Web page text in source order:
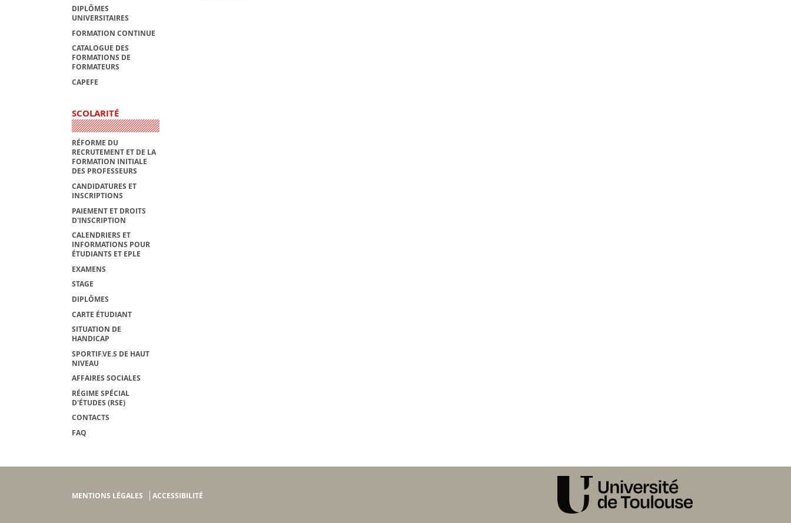
DIPLÔMES
UNIVERSITAIRES
FORMATION CONTINUE
CATALOGUE DES
FORMATIONS DE
FORMATEURS
CAPEFE
SCOLARITÉ
RÉFORME DU
RECRUTEMENT ET DE LA
FORMATION INITIALE
DES PROFESSEURS
CANDIDATURES ET
INSCRIPTIONS
PAIEMENT ET DROITS
D'INSCRIPTION
CALENDRIERS ET
INFORMATIONS POUR
ÉTUDIANTS ET EPLE
EXAMENS
STAGE
DIPLÔMES
CARTE ÉTUDIANT
SITUATION DE
HANDICAP
SPORTIF.VE.S DE HAUT
NIVEAU
AFFAIRES SOCIALES
RÉGIME SPÉCIAL
D'ÉTUDES (RSE)
CONTACTS
FAQ
MENTIONS LÉGALES ACCESSIBILITÉ